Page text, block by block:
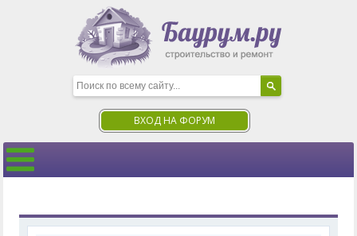
ВХОД НА ФОРУМ